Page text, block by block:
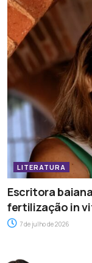
LITERATURA
Escritora
fertilização in
7 de julho de 2026